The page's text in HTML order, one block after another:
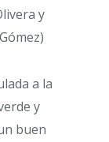
y
a la
y
buen